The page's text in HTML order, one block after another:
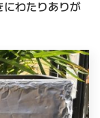
わたりありが